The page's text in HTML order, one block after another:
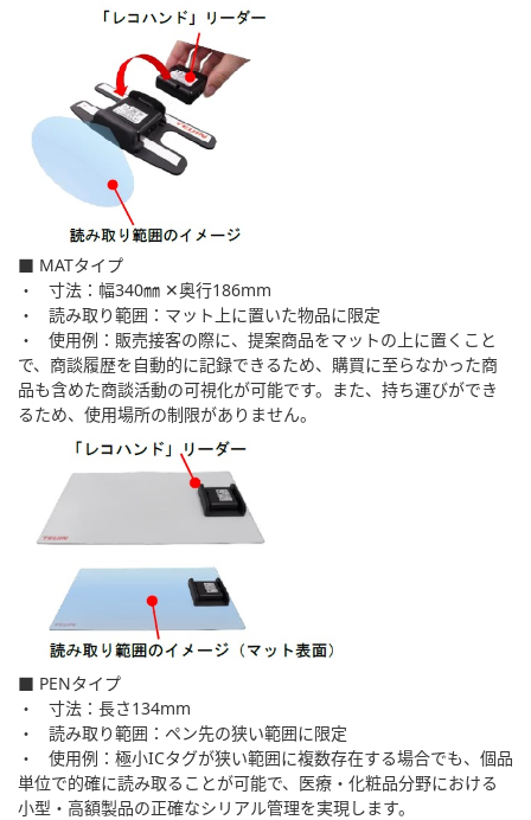
■ MATタイプ
・ 寸法：幅340㎜ ✕奥行186mm
・ 読み取り範囲：マット上に置いた物品に限定
・ 使用例：販売接客の際に、提案商品をマットの上に置くこと
で、商談履歴を自動的に記録できるため、購買に至らなかった商
品も含めた商談活動の可視化が可能です。また、持ち運びができ
るため、使用場所の制限がありません。
■ PENタイプ
・ 寸法：長さ134mm
・ 読み取り範囲：ペン先の狭い範囲に限定
・ 使用例：極小ICタグが狭い範囲に複数存在する場合でも、個品
単位で的確に読み取ることが可能で、医療・化粧品分野における
小型・高額製品の正確なシリアル管理を実現します。